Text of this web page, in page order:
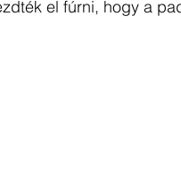
el fúrni, hogy a